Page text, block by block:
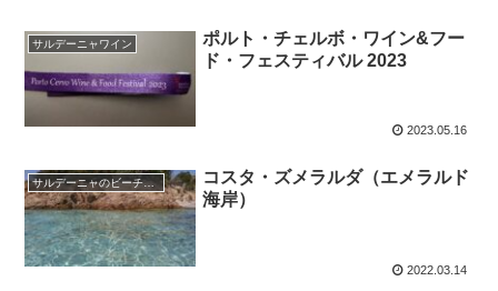
サルデーニャワイン
ポルト・チェルボ・ワイン&フー
ド・フェスティバル 2023
2023.05.16
サルデーニャのビーチ、海
コスタ・ズメラルダ（エメラルド
海岸）
2022.03.14